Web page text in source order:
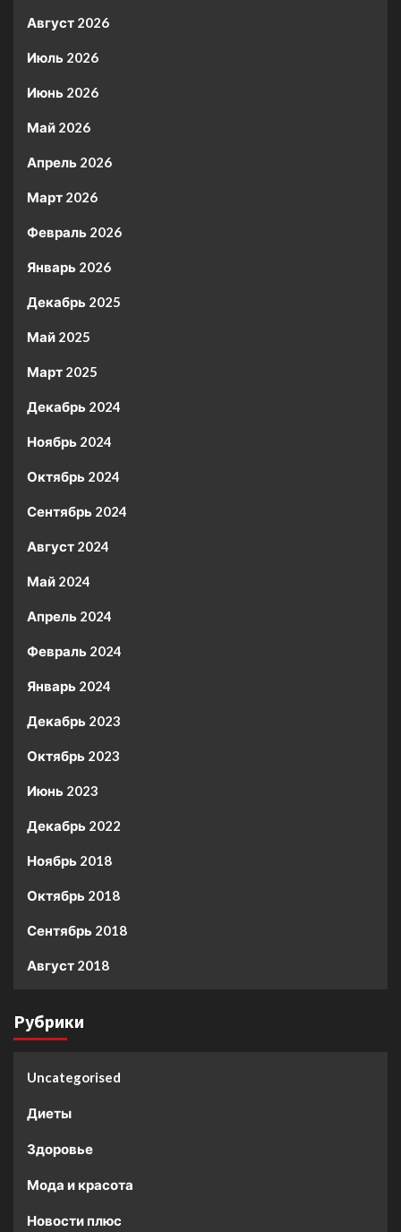
Август 2026
Июль 2026
Июнь 2026
Май 2026
Апрель 2026
Март 2026
Февраль 2026
Январь 2026
Декабрь 2025
Май 2025
Март 2025
Декабрь 2024
Ноябрь 2024
Октябрь 2024
Сентябрь 2024
Август 2024
Май 2024
Апрель 2024
Февраль 2024
Январь 2024
Декабрь 2023
Октябрь 2023
Июнь 2023
Декабрь 2022
Ноябрь 2018
Октябрь 2018
Сентябрь 2018
Август 2018
Рубрики
Uncategorised
Диеты
Здоровье
Мода и красота
Новости плюс